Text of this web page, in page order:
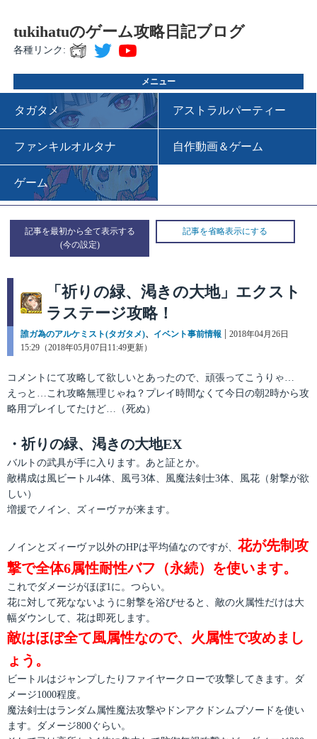
tukihatuのゲーム攻略日記ブログ
各種リンク:
メニュー
タガタメ アストラルパーティー
ファンキルオルタナ 自作動画＆ゲーム
ゲーム
記事を最初から全て表示する 記事を省略表示にする
「祈りの緑、渇きの大地」エクスト
ラステージ攻略！
カ
テ
リ
誰ガ為のアルケミスト(タガタメ)、 イベント事前情報
投
2018年04月26日
15:29（2018年05月07日11:49更新）
コメントにて攻略して欲しいとあったので、頑張ってこうりゃ…
えっと…これ攻略無理じゃね？プレイ時間なくて今日の朝2時から攻
略用プレイしてたけど…（死ぬ）
・祈りの緑、渇きの大地EX
バルトの武具が手に入ります。あと証とか。
敵構成は風ビートル4体、風弓3体、風魔法剣士3体、風花（射撃が欲
しい）
増援でノイン、ズィーヴァが来ます。
ノインとズィーヴァ以外のHPは平均値なのですが、 花が先制攻
撃で全体6属性耐性バフ（永続）を使います。
これでダメージがほぼ1に。つらい。
花に対して死なないように射撃を浴びせると、敵の火属性だけは大
幅ダウンして、花は即死します。
敵はほぼ全て風属性なので、火属性で攻めまし
ょう。
ビートルはジャンプしたりファイヤークローで攻撃してきます。ダ
メージ1000程度。
魔法剣士はランダム属性魔法攻撃やドンアクドンムブソードを使い
ます。ダメージ800ぐらい。